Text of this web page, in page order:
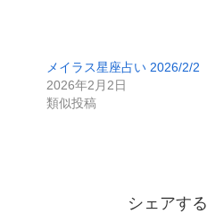
メイラス星座占い 2026/2/2
2026年2月2日
類似投稿
シェアする